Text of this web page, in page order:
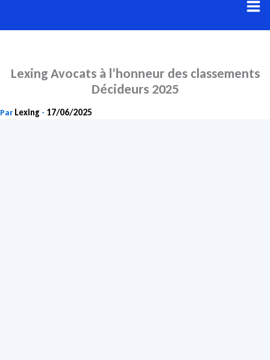
au
Lexing Avocats à l’honneur des classements
Décideurs 2025
Par Lexing - 17/06/2025